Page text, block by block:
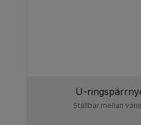
U-
Ställbar mellan